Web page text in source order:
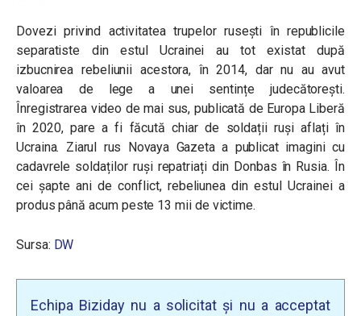
Dovezi privind activitatea trupelor rusești în republicile
separatiste din estul Ucrainei au tot existat după
izbucnirea rebeliunii acestora, în 2014, dar nu au avut
valoarea de lege a unei sentințe judecătorești.
Înregistrarea video de mai sus, publicată de Europa Liberă
în 2020, pare a fi făcută chiar de soldații ruși aflați în
Ucraina. Ziarul rus Novaya Gazeta a publicat imagini cu
cadavrele soldaților ruși repatriați din Donbas în Rusia. În
cei șapte ani de conflict, rebeliunea din estul Ucrainei a
produs până acum peste 13 mii de victime.
Sursa: DW
Echipa Biziday nu a solicitat și nu a acceptat